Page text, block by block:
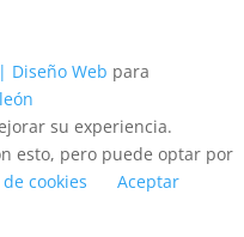
Diseño Web para
su experiencia.
esto, pero puede optar por
cookies
Aceptar